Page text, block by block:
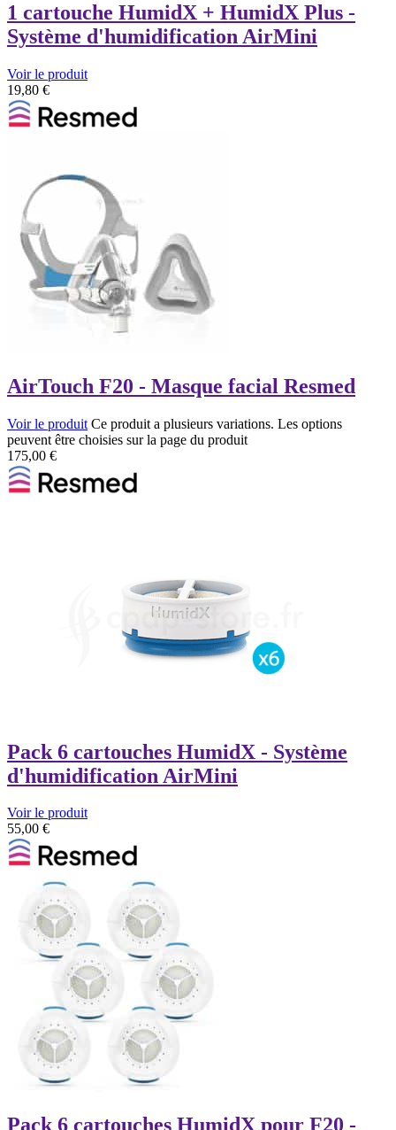
1 cartouche HumidX + HumidX Plus -
Système d'humidification AirMini
Voir le produit
19,80 €
AirTouch F20 - Masque facial Resmed
Voir le produit Ce produit a plusieurs variations. Les options
peuvent être choisies sur la page du produit
175,00 €
Pack 6 cartouches HumidX - Système
d'humidification AirMini
Voir le produit
55,00 €
Pack 6 cartouches HumidX pour F20 -